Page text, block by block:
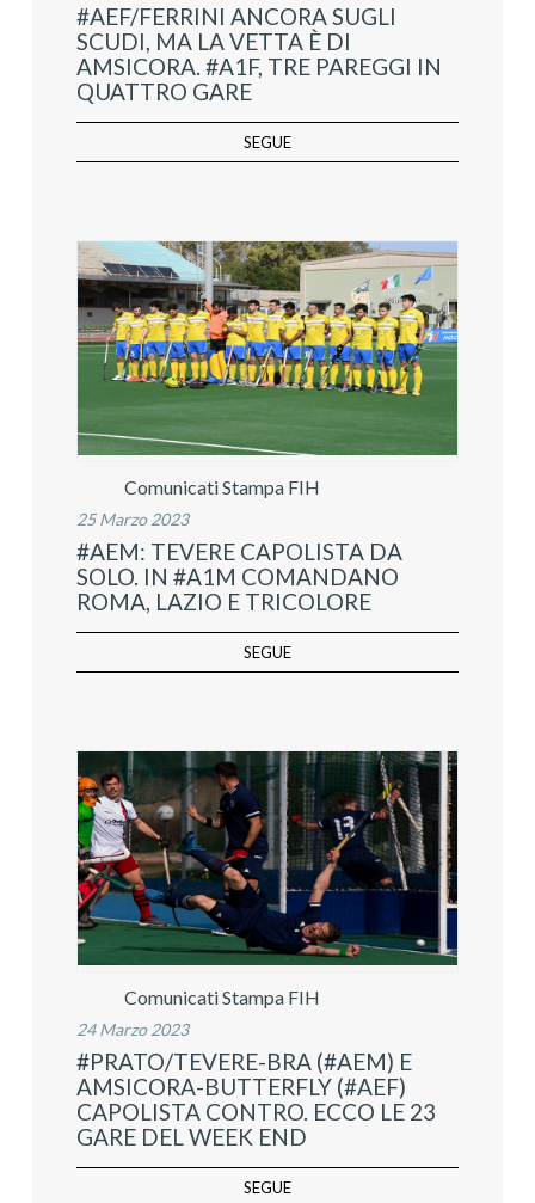
#AEF/FERRINI ANCORA SUGLI
SCUDI, MA LA VETTA È DI
AMSICORA. #A1F, TRE PAREGGI IN
QUATTRO GARE
SEGUE
Comunicati Stampa FIH
25 Marzo 2023
#AEM: TEVERE CAPOLISTA DA
SOLO. IN #A1M COMANDANO
ROMA, LAZIO E TRICOLORE
SEGUE
Comunicati Stampa FIH
24 Marzo 2023
#PRATO/TEVERE-BRA (#AEM) E
AMSICORA-BUTTERFLY (#AEF)
CAPOLISTA CONTRO. ECCO LE 23
GARE DEL WEEK END
SEGUE